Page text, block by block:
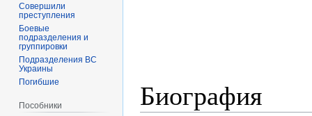
Биография
Совершили
преступления
Боевые
подразделения и
группировки
Подразделения ВС
Украины
Погибшие
Пособники